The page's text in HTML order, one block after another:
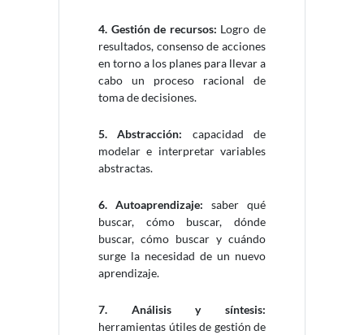
4. Gestión de recursos: Logro de
resultados, consenso de acciones
en torno a los planes para llevar a
cabo un proceso racional de
toma de decisiones.
5. Abstracción: capacidad de
modelar e interpretar variables
abstractas.
6. Autoaprendizaje: saber qué
buscar, cómo buscar, dónde
buscar, cómo buscar y cuándo
surge la necesidad de un nuevo
aprendizaje.
7. Análisis y síntesis:
herramientas útiles de gestión de